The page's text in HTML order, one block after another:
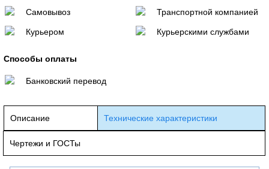
Самовывоз
Курьером
Транспортной компанией
Курьерскими службами
Способы оплаты
Банковский перевод
Описание Технические характеристики
Чертежи и ГОСТы